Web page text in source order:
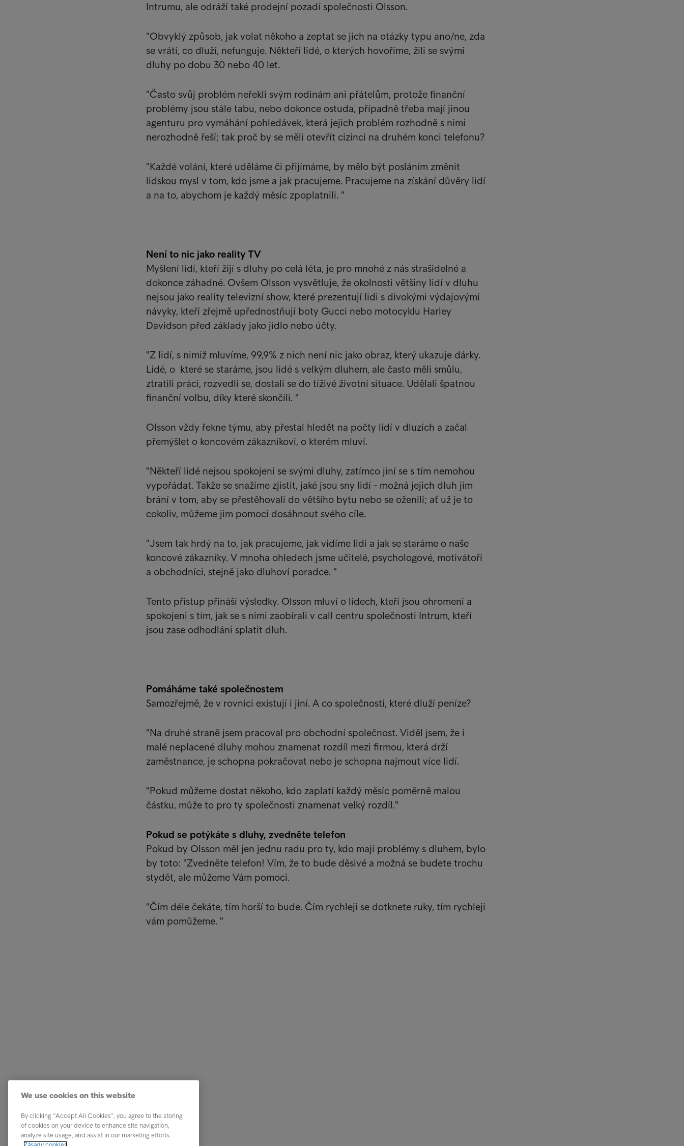
Intrumu, ale odráží také prodejní pozadí společnosti Olsson.
"Obvyklý způsob, jak volat někoho a zeptat se jich na otázky typu ano/ne, zda
se vrátí, co dluží, nefunguje. Někteří lidé, o kterých hovoříme, žili se svými
dluhy po dobu 30 nebo 40 let.
"Často svůj problém neřekli svým rodinám ani přátelům, protože finanční
problémy jsou stále tabu, nebo dokonce ostuda, případně třeba mají jinou
agenturu pro vymáhání pohledávek, která jejich problém rozhodně s nimi
nerozhodně řeší; tak proč by se měli otevřít cizinci na druhém konci telefonu?
"Každé volání, které uděláme či přijímáme, by mělo být posláním změnit
lidskou mysl v tom, kdo jsme a jak pracujeme. Pracujeme na získání důvěry lidí
a na to, abychom je každý měsíc zpoplatnili. "
Není to nic jako reality TV
Myšlení lidí, kteří žijí s dluhy po celá léta, je pro mnohé z nás strašidelné a
dokonce záhadné. Ovšem Olsson vysvětluje, že okolnosti většiny lidí v dluhu
nejsou jako reality televizní show, které prezentují lidi s divokými výdajovými
návyky, kteří zřejmě upřednostňují boty Gucci nebo motocyklu Harley
Davidson před základy jako jídlo nebo účty.
"Z lidí, s nimiž mluvíme, 99,9% z nich není nic jako obraz, který ukazuje dárky.
Lidé, o které se staráme, jsou lidé s velkým dluhem, ale často měli smůlu,
ztratili práci, rozvedli se, dostali se do tíživé životní situace. Udělali špatnou
finanční volbu, díky které skončili. "
Olsson vždy řekne týmu, aby přestal hledět na počty lidí v dluzích a začal
přemýšlet o koncovém zákazníkovi, o kterém mluví.
"Někteří lidé nejsou spokojeni se svými dluhy, zatímco jiní se s tím nemohou
vypořádat. Takže se snažíme zjistit, jaké jsou sny lidí - možná jejich dluh jim
brání v tom, aby se přestěhovali do většího bytu nebo se oženili; ať už je to
cokoliv, můžeme jim pomoci dosáhnout svého cíle.
"Jsem tak hrdý na to, jak pracujeme, jak vidíme lidi a jak se staráme o naše
koncové zákazníky. V mnoha ohledech jsme učitelé, psychologové, motivátoři
a obchodníci, stejně jako dluhoví poradce. "
Tento přístup přináší výsledky. Olsson mluví o lidech, kteří jsou ohromeni a
spokojeni s tím, jak se s nimi zaobírali v call centru společnosti Intrum, kteří
jsou zase odhodláni splatit dluh.
Pomáháme také společnostem
Samozřejmě, že v rovnici existují i jiní. A co společnosti, které dluží peníze?
"Na druhé straně jsem pracoval pro obchodní společnost. Viděl jsem, že i
malé neplacené dluhy mohou znamenat rozdíl mezi firmou, která drží
zaměstnance, je schopna pokračovat nebo je schopna najmout více lidí.
"Pokud můžeme dostat někoho, kdo zaplatí každý měsíc poměrně malou
částku, může to pro ty společnosti znamenat velký rozdíl."
Pokud se potýkáte s dluhy, zvedněte telefon
Pokud by Olsson měl jen jednu radu pro ty, kdo mají problémy s dluhem, bylo
by toto: "Zvedněte telefon! Vím, že to bude děsivé a možná se budete trochu
stydět, ale můžeme Vám pomoci.
"Čím déle čekáte, tím horší to bude. Čím rychleji se dotknete ruky, tím rychleji
vám pomůžeme. "
Obdrželi jste dopis?
Tohle je Intrum
Kontakt
We use cookies on this website
By clicking “Accept All Cookies”, you agree to the storing
of cookies on your device to enhance site navigation,
analyze site usage, and assist in our marketing efforts.